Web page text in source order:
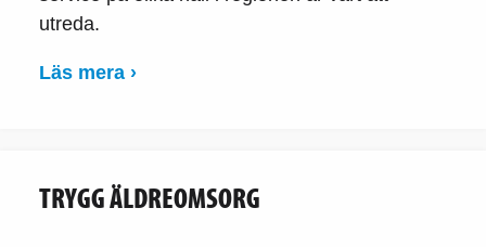
utreda.
Läs mera ›
TRYGG ÄLDREOMSORG